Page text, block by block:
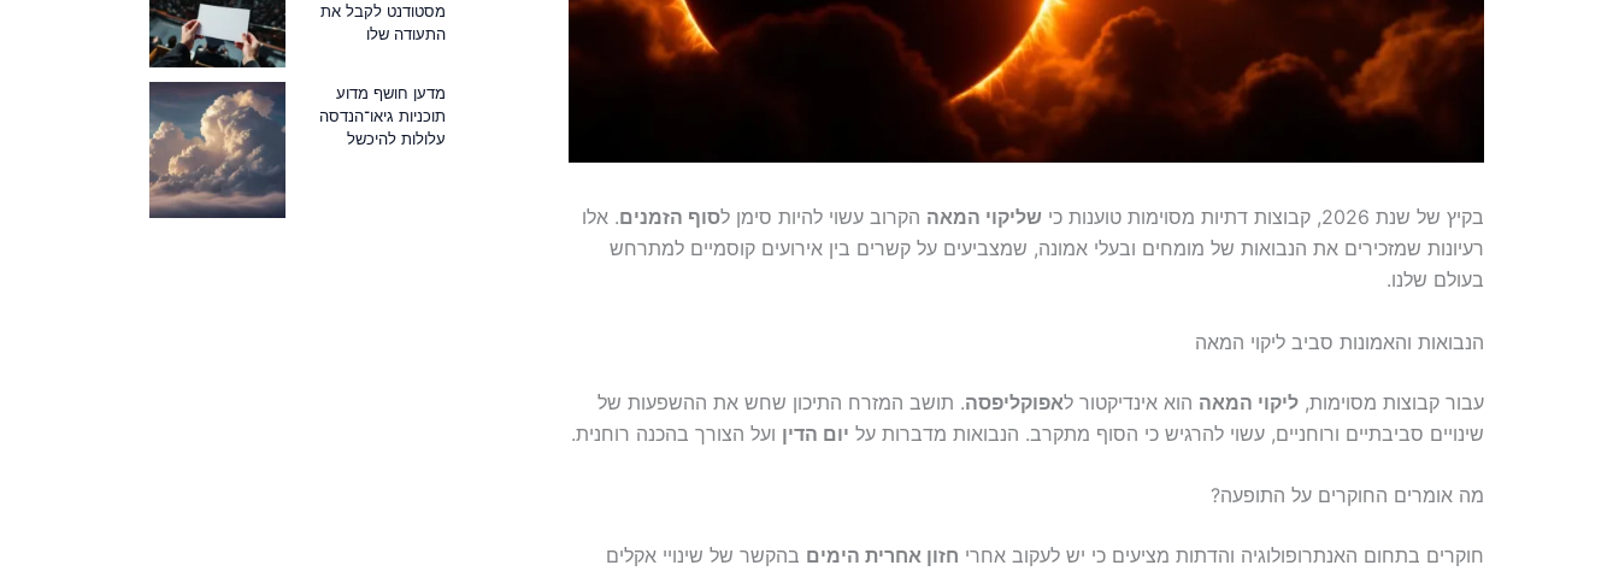
בקיץ של שנת 2026, קבוצות דתיות מסוימות טוענות כי שליקוי המאה הקרוב עשוי להיות סימן לסוף הזמנים. אלו
רעיונות שמזכירים את הנבואות של מומחים ובעלי אמונה, שמצביעים על קשרים בין אירועים קוסמיים למתרחש
בעולם שלנו.
הנבואות והאמונות סביב ליקוי המאה
עבור קבוצות מסוימות, ליקוי המאה הוא אינדיקטור לאפוקליפסה. תושב המזרח התיכון שחש את ההשפעות של
שינויים סביבתיים ורוחניים, עשוי להרגיש כי הסוף מתקרב. הנבואות מדברות על יום הדין ועל הצורך בהכנה רוחנית.
מה אומרים החוקרים על התופעה?
חוקרים בתחום האנתרופולוגיה והדתות מציעים כי יש לעקוב אחרי חזון אחרית הימים בהקשר של שינויי אקלים
מסטודנט לקבל את
התעודה שלו
מדען חושף מדוע
תוכניות גיאו־הנדסה
עלולות להיכשל